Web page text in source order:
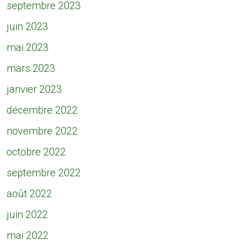
septembre 2023
juin 2023
mai 2023
mars 2023
janvier 2023
décembre 2022
novembre 2022
octobre 2022
septembre 2022
août 2022
juin 2022
mai 2022